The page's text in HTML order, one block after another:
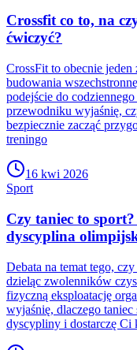
Crossfit co to, na
ćwiczyć?
CrossFit to obecnie
budowania
podejście do
przewodniku wyjaśnię,
bezpiecznie zacząć
treningo
16 kwi 2026
Sport
Czy taniec to
dyscyplina
Debata na temat tego,
dzieląc zwolenników
fizyczną eksploatację
wyjaśnię, dlaczego
dyscypliny i dostarczę Ci